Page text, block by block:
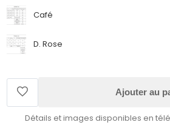
Café
D. Rose
Ajouter au
Détails et images disponibles en